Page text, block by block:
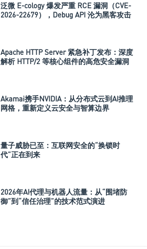
泛微 E-cology 爆发严重 RCE 漏洞（CVE-
2026-22679），Debug API 沦为黑客攻击
Apache HTTP Server 紧急补丁发布：深度
解析 HTTP/2 等核心组件的高危安全漏洞
Akamai携手NVIDIA：从分布式云到AI推理
网格，重新定义云安全与智算边界
量子威胁已至：互联网安全的“换锁时
代”正在到来
2026年AI代理与机器人流量：从“围堵防
御”到“信任治理”的技术范式演进